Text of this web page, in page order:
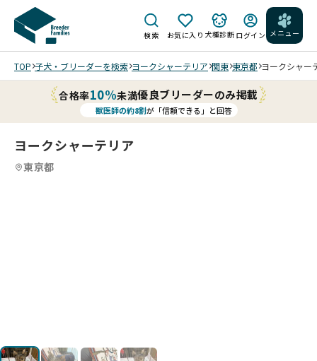
検索 お気に入り 犬種診断 ログイン メニュー
TOP 子犬・ブリーダーを検索 ヨークシャーテリア 関東 東京都 ヨークシャー
合格率10%未満優良ブリーダーのみ掲載
獣医師の約8割が「信頼できる」と回答
ヨークシャーテリア
東京都